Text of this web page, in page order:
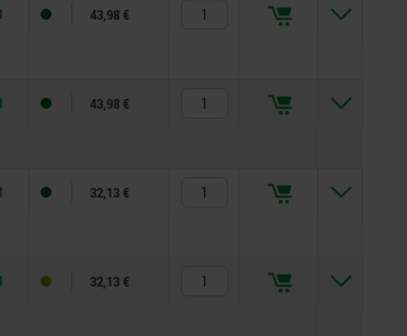
15,443,98 €
15,443,98 €
1032,13 €
1032,13 €